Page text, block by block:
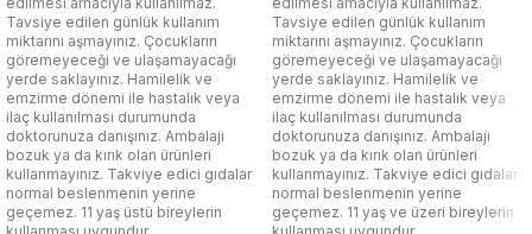
Tavsiye edilen günlük kullanım
miktarını aşmayınız. Çocukların
göremeyeceği ve ulaşamayacağı
yerde saklayınız. Hamilelik ve
emzirme dönemi ile hastalık veya
ilaç kullanılması durumunda
doktorunuza danışınız. Ambalajı
bozuk ya da kırık olan ürünleri
kullanmayınız. Takviye edici gıdalar
normal beslenmenin yerine
geçemez. 11 yaş üstü bireylerin
Tavsiye edilen günlük kullanım
miktarını aşmayınız. Çocukların
göremeyeceği ve ulaşamayacağı
yerde saklayınız. Hamilelik ve
emzirme dönemi ile hastalık veya
ilaç kullanılması durumunda
doktorunuza danışınız. Ambalajı
bozuk ya da kırık olan ürünleri
kullanmayınız. Takviye edici gıdalar
normal beslenmenin yerine
geçemez. 11 yaş ve üzeri bireylerin